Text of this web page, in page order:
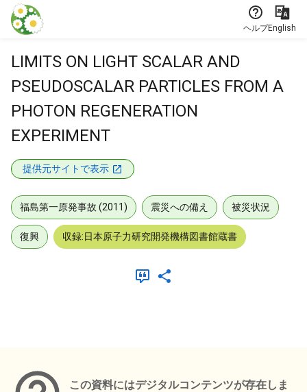
本文に飛ぶ
ヘルプEnglish
LIMITS ON LIGHT SCALAR AND
PSEUDOSCALAR PARTICLES FROM A
PHOTON REGENERATION
EXPERIMENT
提供元サイトで表示
福島第一原発事故 (2011) 震災への備え 被災状況
復興 収録:日本原子力研究開発機構図書館蔵書
この資料にはデジタルコンテンツが存在しま